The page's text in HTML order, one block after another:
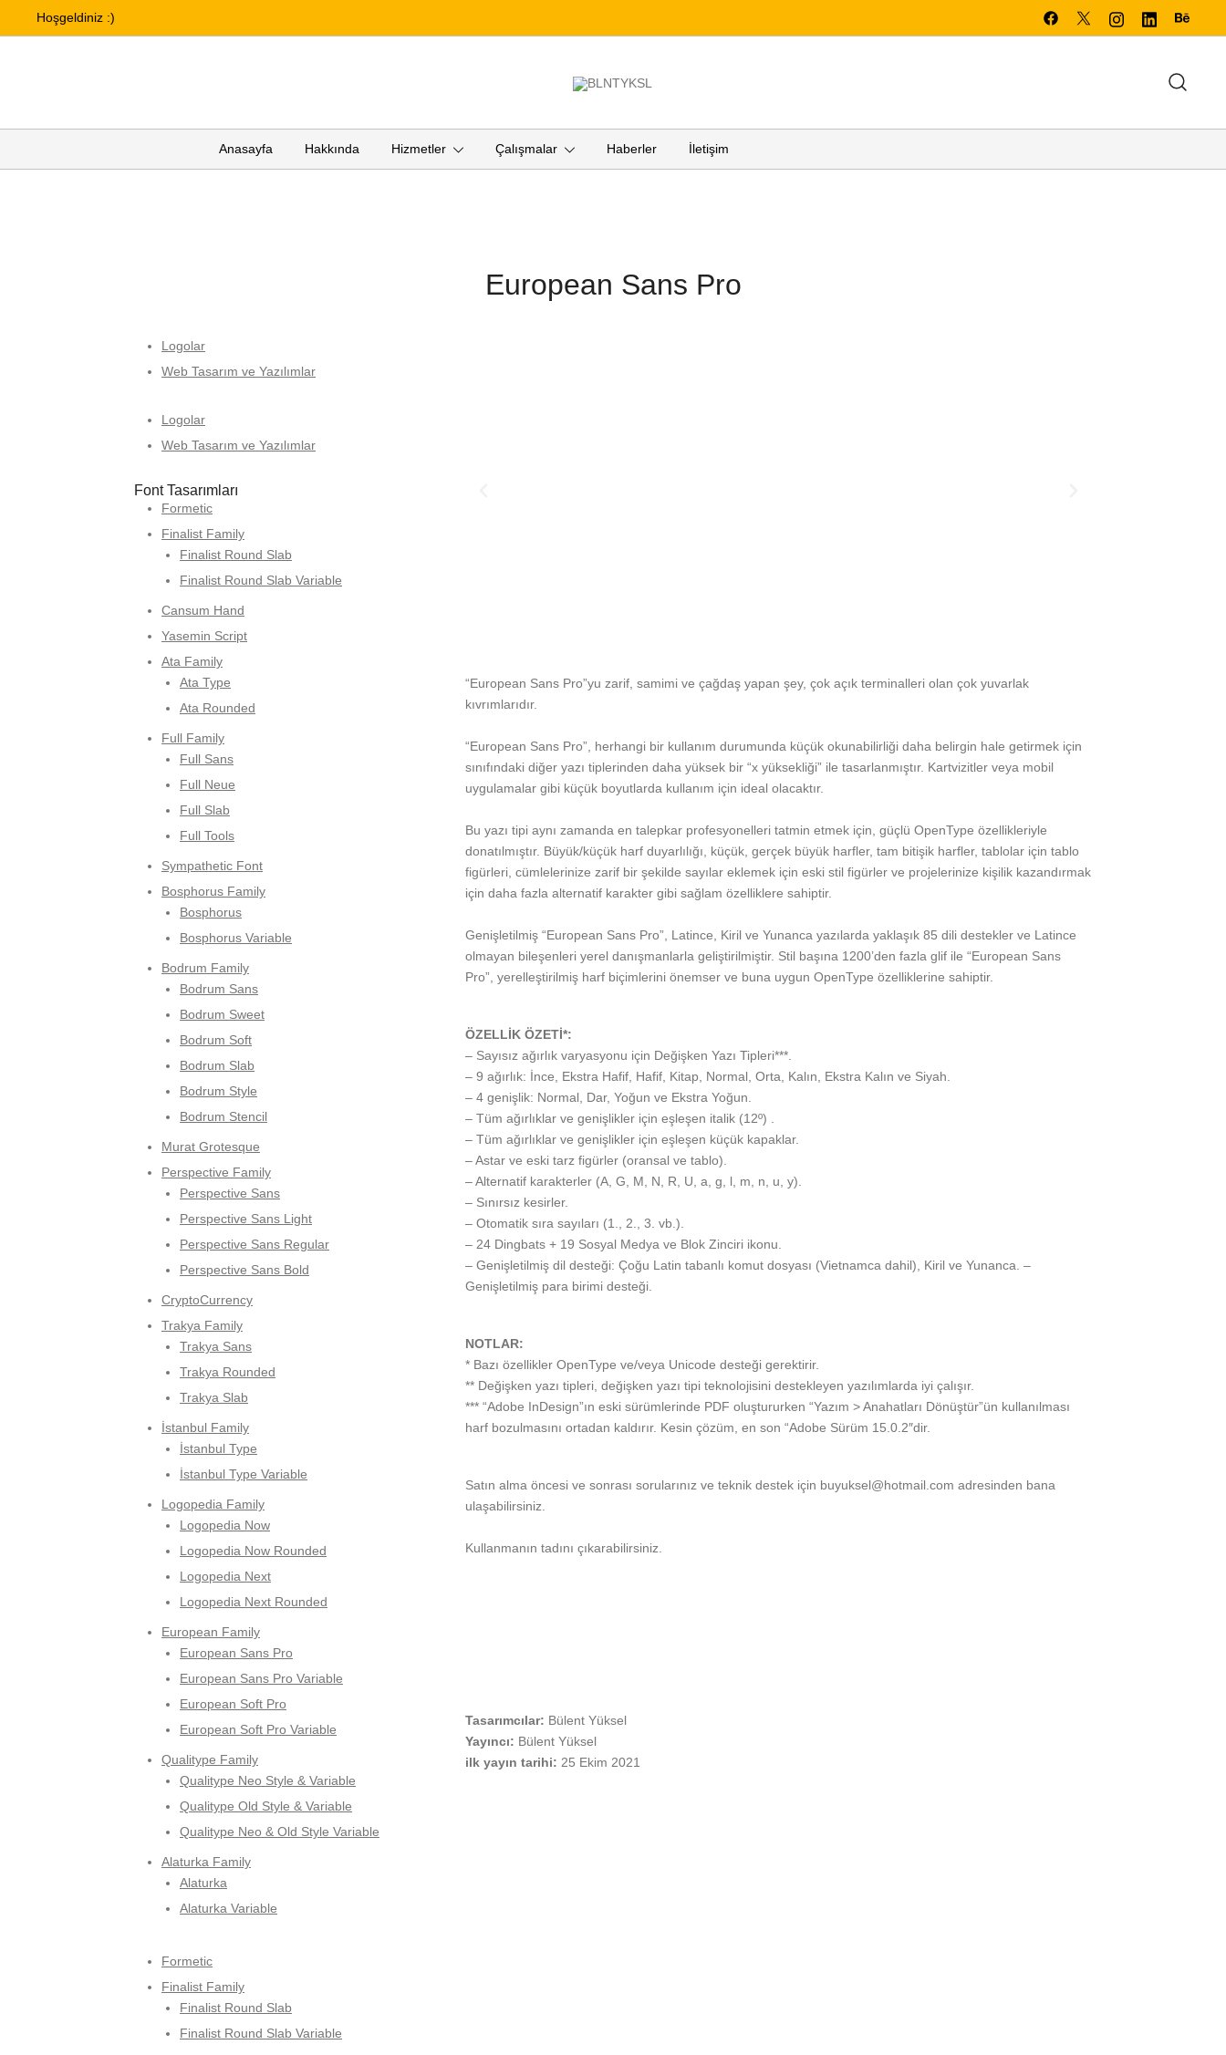
Hoşgeldiniz :)
Anasayfa Hakkında Hizmetler Çalışmalar Haberler İletişim
European Sans Pro
Logolar
Web Tasarım ve Yazılımlar
Logolar
Web Tasarım ve Yazılımlar
Font Tasarımları
Formetic
Finalist Family
Finalist Round Slab
Finalist Round Slab Variable
Cansum Hand
Yasemin Script
Ata Family
Ata Type
Ata Rounded
Full Family
Full Sans
Full Neue
Full Slab
Full Tools
Sympathetic Font
Bosphorus Family
Bosphorus
Bosphorus Variable
Bodrum Family
Bodrum Sans
Bodrum Sweet
Bodrum Soft
Bodrum Slab
Bodrum Style
Bodrum Stencil
Murat Grotesque
Perspective Family
Perspective Sans
Perspective Sans Light
Perspective Sans Regular
Perspective Sans Bold
CryptoCurrency
Trakya Family
Trakya Sans
Trakya Rounded
Trakya Slab
İstanbul Family
İstanbul Type
İstanbul Type Variable
Logopedia Family
Logopedia Now
Logopedia Now Rounded
Logopedia Next
Logopedia Next Rounded
European Family
European Sans Pro
European Sans Pro Variable
European Soft Pro
European Soft Pro Variable
Qualitype Family
Qualitype Neo Style & Variable
Qualitype Old Style & Variable
Qualitype Neo & Old Style Variable
Alaturka Family
Alaturka
Alaturka Variable
Formetic
Finalist Family
Finalist Round Slab
Finalist Round Slab Variable
“European Sans Pro”yu zarif, samimi ve çağdaş yapan şey, çok açık terminalleri olan çok yuvarlak
kıvrımlarıdır.
“European Sans Pro”, herhangi bir kullanım durumunda küçük okunabilirliği daha belirgin hale getirmek için
sınıfındaki diğer yazı tiplerinden daha yüksek bir “x yüksekliği” ile tasarlanmıştır. Kartvizitler veya mobil
uygulamalar gibi küçük boyutlarda kullanım için ideal olacaktır.
Bu yazı tipi aynı zamanda en talepkar profesyonelleri tatmin etmek için, güçlü OpenType özellikleriyle
donatılmıştır. Büyük/küçük harf duyarlılığı, küçük, gerçek büyük harfler, tam bitişik harfler, tablolar için tablo
figürleri, cümlelerinize zarif bir şekilde sayılar eklemek için eski stil figürler ve projelerinize kişilik kazandırmak
için daha fazla alternatif karakter gibi sağlam özelliklere sahiptir.
Genişletilmiş “European Sans Pro”, Latince, Kiril ve Yunanca yazılarda yaklaşık 85 dili destekler ve Latince
olmayan bileşenleri yerel danışmanlarla geliştirilmiştir. Stil başına 1200’den fazla glif ile “European Sans
Pro”, yerelleştirilmiş harf biçimlerini önemser ve buna uygun OpenType özelliklerine sahiptir.
ÖZELLİK ÖZETİ*:
– Sayısız ağırlık varyasyonu için Değişken Yazı Tipleri***.
– 9 ağırlık: İnce, Ekstra Hafif, Hafif, Kitap, Normal, Orta, Kalın, Ekstra Kalın ve Siyah.
– 4 genişlik: Normal, Dar, Yoğun ve Ekstra Yoğun.
– Tüm ağırlıklar ve genişlikler için eşleşen italik (12º) .
– Tüm ağırlıklar ve genişlikler için eşleşen küçük kapaklar.
– Astar ve eski tarz figürler (oransal ve tablo).
– Alternatif karakterler (A, G, M, N, R, U, a, g, l, m, n, u, y).
– Sınırsız kesirler.
– Otomatik sıra sayıları (1., 2., 3. vb.).
– 24 Dingbats + 19 Sosyal Medya ve Blok Zinciri ikonu.
– Genişletilmiş dil desteği: Çoğu Latin tabanlı komut dosyası (Vietnamca dahil), Kiril ve Yunanca. –
Genişletilmiş para birimi desteği.
NOTLAR:
* Bazı özellikler OpenType ve/veya Unicode desteği gerektirir.
** Değişken yazı tipleri, değişken yazı tipi teknolojisini destekleyen yazılımlarda iyi çalışır.
*** “Adobe InDesign”ın eski sürümlerinde PDF oluştururken “Yazım > Anahatları Dönüştür”ün kullanılması
harf bozulmasını ortadan kaldırır. Kesin çözüm, en son “Adobe Sürüm 15.0.2″dir.
Satın alma öncesi ve sonrası sorularınız ve teknik destek için buyuksel@hotmail.com adresinden bana
ulaşabilirsiniz.
Kullanmanın tadını çıkarabilirsiniz.
Tasarımcılar: Bülent Yüksel
Yayıncı: Bülent Yüksel
ilk yayın tarihi: 25 Ekim 2021